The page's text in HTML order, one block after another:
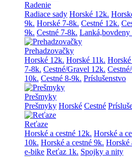
Radenie
Radiace sady Horské 12k.
9k. Horské 7-8k. Cestné 12k.
9k. Cestné 7-8k. Lanká,bovdeny
Prehadzovačky
Horské 12k. Horské 11k.
7-8k. Cestné/Gravel 12k.
10k. Cestné 8-9k. Príslušenstvo
Prešmyky
Prešmyky Horské Cestné
Reťaze
Horské a cestné 12k. Horské a
10k. Horské a cestné 9k. Horské
e-bike Reťaz 1k. Spojky a nity